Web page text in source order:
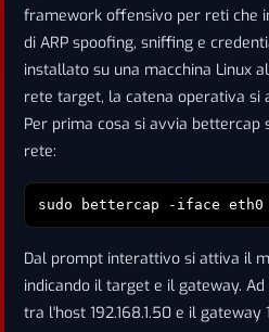
framework offensivo per reti che
di ARP spoofing, sniffing e
installato su una macchina Linux
rete target, la catena operativa si
Per prima cosa si avvia bettercap
rete:
sudo bettercap -iface eth0
Dal prompt interattivo si attiva il
indicando il target e il gateway.
tra l'host 192.168.1.50 e il gateway